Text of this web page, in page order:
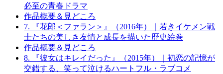
必至の青春ドラマ
作品概要＆見どころ
7. 『花郎＜ファラン＞』（2016年）｜若きイケメン戦
士たちの美しき友情と成長を描いた歴史絵巻
作品概要＆見どころ
8. 『彼女はキレイだった』（2015年）｜初恋の記憶が
交錯する、笑って泣けるハートフル・ラブコメ